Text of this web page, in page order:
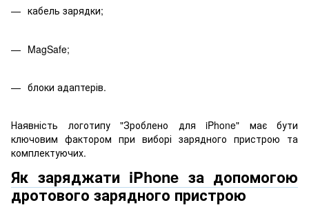
кабель зарядки;
MagSafe;
блоки адаптерів.
Наявність логотипу "Зроблено для iPhone" має бути
ключовим фактором при виборі зарядного пристрою та
комплектуючих.
Як заряджати iPhone за допомогою
дротового зарядного пристрою